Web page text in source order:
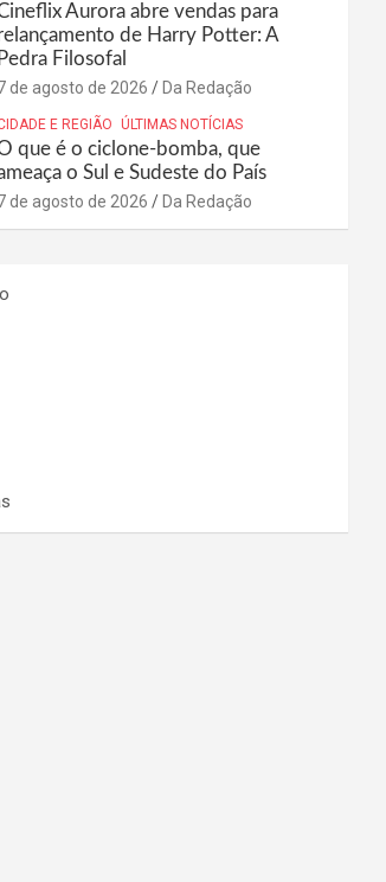
Aurora abre vendas para
de Harry Potter: A
Pedra Filosofal
de agosto de 2026 Da Redação
E REGIÃO ÚLTIMAS NOTÍCIAS
que é o ciclone-bomba, que
o Sul e Sudeste do País
de agosto de 2026 Da Redação